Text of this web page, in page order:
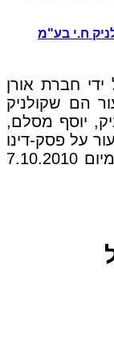
ח.י בע"מ
חברת אורן
הם שקולניק
יוסף מסלם,
על פסק-דינו
של בית המשפט המחוזי מרכז-לוד מיום 7.10.2010